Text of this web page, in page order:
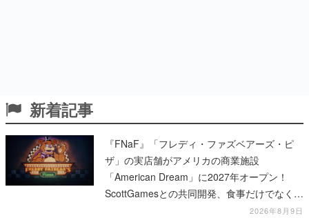
新着記事
『FNaF』「フレディ・ファズベアーズ・ピ
ザ」の実店舗がアメリカの商業施設
「American Dream」に2027年オープン！
ScottGamesとの共同開発、食事だけでなくス
テージショーや没入型のホラー体験も楽しめ
2026年8月9日